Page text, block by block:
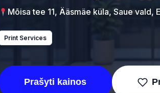
Mõisa tee 11, Ääsmäe küla, Saue vald,
Print Services
Prašyti kainos